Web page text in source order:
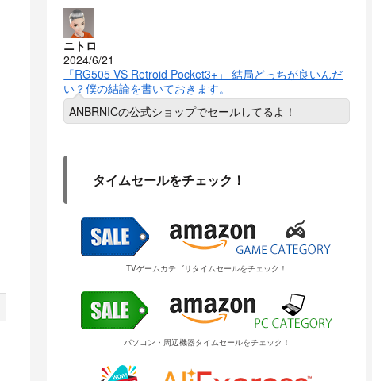
ニトロ
2024/6/21
「RG505 VS Retroid Pocket3+」 結局どっちが良いんだ
い？僕の結論を書いておきます。
ANBRNICの公式ショップでセールしてるよ！
タイムセールをチェック！
TVゲームカテゴリタイムセールをチェック！
パソコン・周辺機器タイムセールをチェック！